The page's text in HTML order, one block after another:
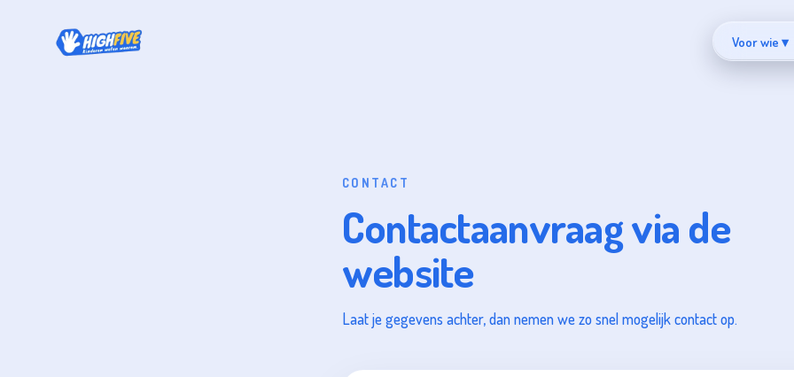
Voor wie ▾
CONTACT
Contactaanvraag via de
website
Laat je gegevens achter, dan nemen we zo snel mogelijk contact op.